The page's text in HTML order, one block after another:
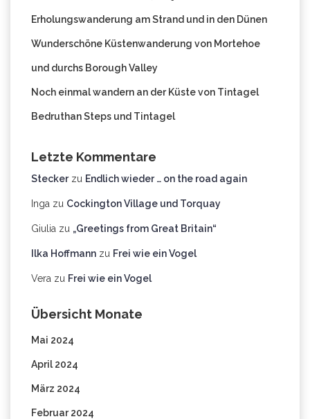
Erholungswanderung am Strand und in den Dünen
Wunderschöne Küstenwanderung von Mortehoe
und durchs Borough Valley
Noch einmal wandern an der Küste von Tintagel
Bedruthan Steps und Tintagel
Letzte Kommentare
Steckerzu Endlich wieder … on the road again
Inga zu Cockington Village und Torquay
Giulia zu „Greetings from Great Britain“
Ilka Hoffmann zu Frei wie ein Vogel
Vera zu Frei wie ein Vogel
Übersicht Monate
Mai 2024
April 2024
März 2024
Februar 2024